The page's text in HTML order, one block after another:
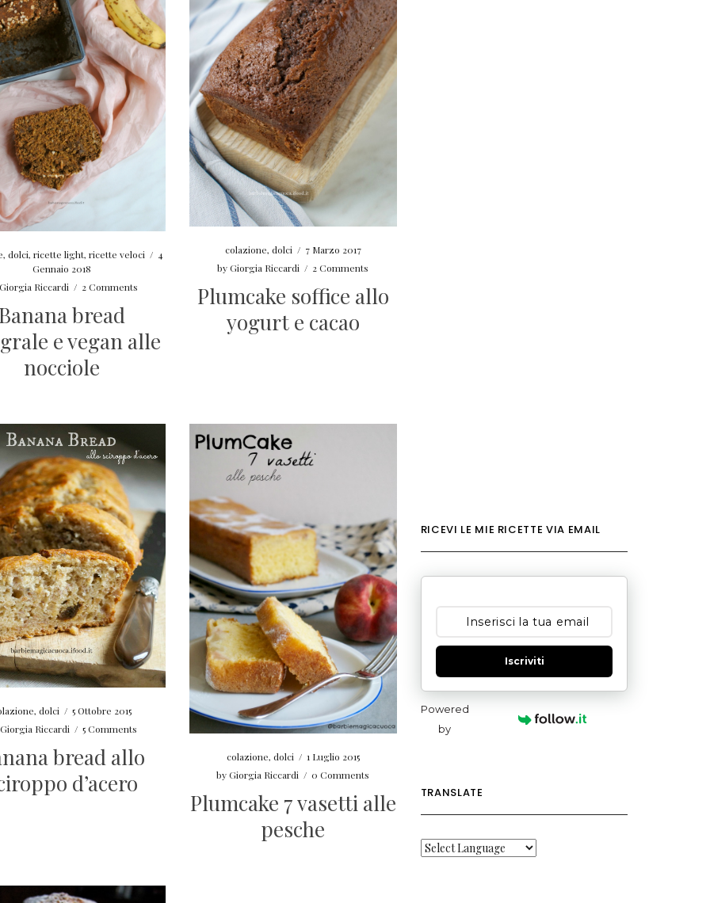
, dolci, ricette light, ricette veloci / 4
Gennaio 2018
Riccardi / 2 Comments
bread
e vegan alle
nocciole
colazione, dolci / 7 Marzo 2017
byGiorgia Riccardi / 2 Comments
Plumcake soffice allo
yogurt e cacao
,dolci / 5 Ottobre 2015
Giorgia Riccardi / 5 Comments
bread allo
d’acero
colazione, dolci / 1 Luglio 2015
byGiorgia Riccardi / 0 Comments
Plumcake 7 vasetti alle
pesche
RICEVI LE MIE RICETTE VIA EMAIL
Iscriviti
Powered
by
TRANSLATE